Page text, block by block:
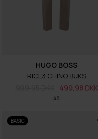
48
HUGO BOSS
RICE3 CHINO BUKS
499,98 DKK
BASIC